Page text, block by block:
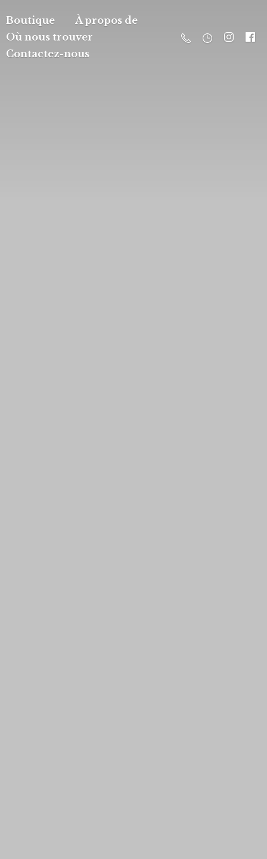
Boutique
À propos de
Où nous trouver
Contactez-nous